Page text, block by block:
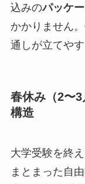
込みのパッケ
かかりません
通しが立てや
春休み（2〜
構造
大学受験を終
まとまった自